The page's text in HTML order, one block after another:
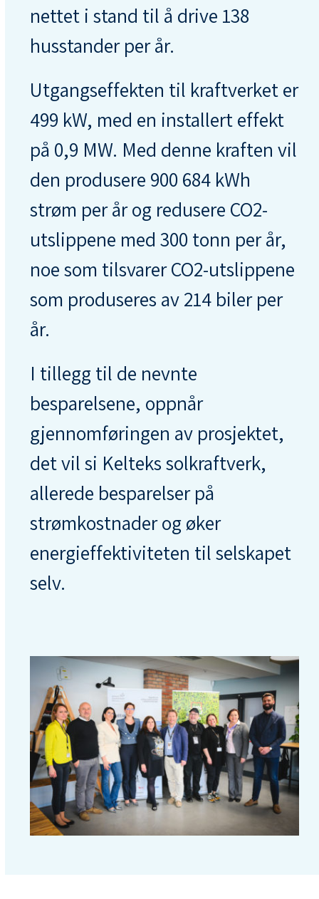
nettet i stand til å drive 138
husstander per år.
Utgangseffekten til kraftverket er
499 kW, med en installert effekt
på 0,9 MW. Med denne kraften vil
den produsere 900 684 kWh
strøm per år og redusere CO2-
utslippene med 300 tonn per år,
noe som tilsvarer CO2-utslippene
som produseres av 214 biler per
år.
I tillegg til de nevnte
besparelsene, oppnår
gjennomføringen av prosjektet,
det vil si Kelteks solkraftverk,
allerede besparelser på
strømkostnader og øker
energieffektiviteten til selskapet
selv.